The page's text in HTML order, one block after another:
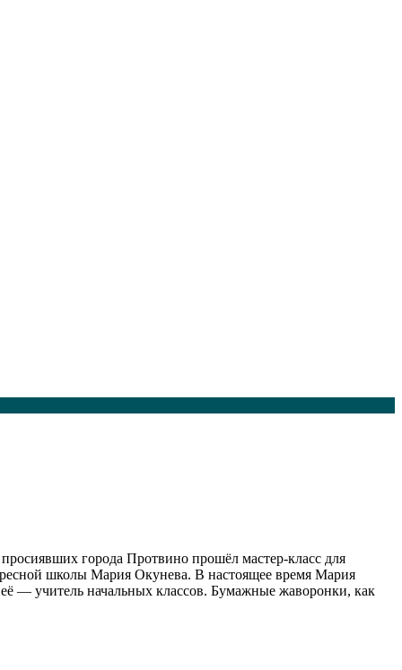
города Протвино прошёл мастер-класс для
школы Мария Окунева. В настоящее время Мария
её — учитель начальных классов. Бумажные жаворонки, как